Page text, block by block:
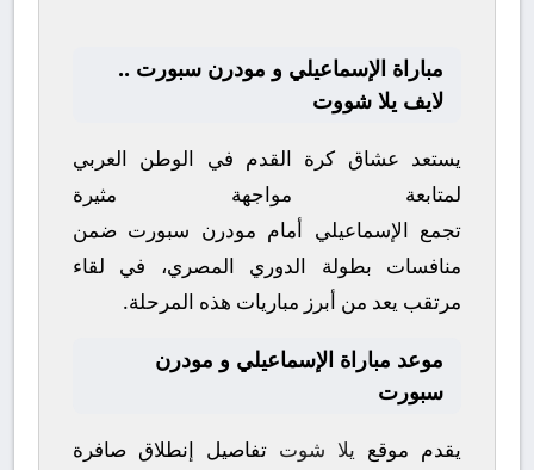
مباراة الإسماعيلي و مودرن سبورت ..
لايف يلا شووت
يستعد عشاق كرة القدم في الوطن العربي
لمتابعة مواجهة مثيرة
تجمع الإسماعيلي أمام مودرن سبورت ضمن
منافسات بطولة الدوري المصري، في لقاء
مرتقب يعد من أبرز مباريات هذه المرحلة.
موعد مباراة الإسماعيلي و مودرن
سبورت
يقدم موقع يلا شوت تفاصيل إنطلاق صافرة